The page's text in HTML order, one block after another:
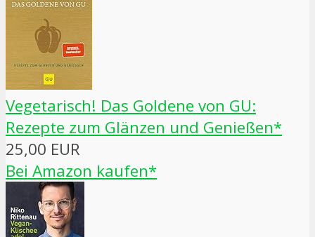
Vegetarisch! Das Goldene von GU:
Rezepte zum Glänzen und Genießen*
25,00 EUR
Bei Amazon kaufen*